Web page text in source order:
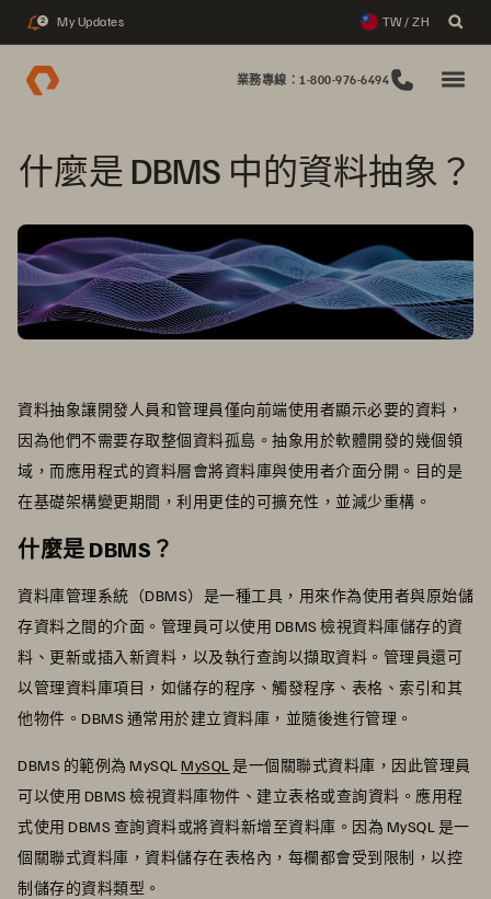
2 My Updates TW / ZH
業務專線：1-800-976-6494
什麼是 DBMS 中的資料抽象？
資料抽象讓開發人員和管理員僅向前端使用者顯示必要的資料，
因為他們不需要存取整個資料孤島。抽象用於軟體開發的幾個領
域，而應用程式的資料層會將資料庫與使用者介面分開。目的是
在基礎架構變更期間，利用更佳的可擴充性，並減少重構。
什麼是 DBMS？
資料庫管理系統（DBMS）是一種工具，用來作為使用者與原始儲
存資料之間的介面。管理員可以使用 DBMS 檢視資料庫儲存的資
料、更新或插入新資料，以及執行查詢以擷取資料。管理員還可
以管理資料庫項目，如儲存的程序、觸發程序、表格、索引和其
他物件。DBMS 通常用於建立資料庫，並隨後進行管理。
DBMS 的範例為 MySQLMySQL是一個關聯式資料庫，因此管理員
可以使用 DBMS 檢視資料庫物件、建立表格或查詢資料。應用程
式使用 DBMS 查詢資料或將資料新增至資料庫。因為 MySQL 是一
個關聯式資料庫，資料儲存在表格內，每欄都會受到限制，以控
制儲存的資料類型。